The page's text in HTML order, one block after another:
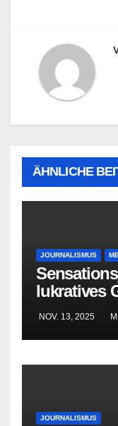
ÄHNLICHE
JOURNALISMUS
lukratives
NOV. 13, 2025
JOURNALISMUS